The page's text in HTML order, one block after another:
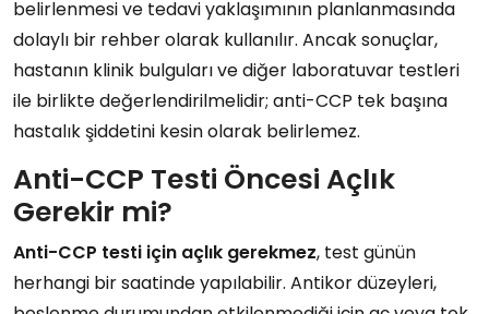
belirlenmesi ve tedavi yaklaşımının planlanmasında
dolaylı bir rehber olarak kullanılır. Ancak sonuçlar,
hastanın klinik bulguları ve diğer laboratuvar testleri
ile birlikte değerlendirilmelidir; anti-CCP tek başına
hastalık şiddetini kesin olarak belirlemez.
Anti-CCP Testi Öncesi Açlık
Gerekir mi?
Anti-CCP testi için açlık gerekmez, test günün
herhangi bir saatinde yapılabilir. Antikor düzeyleri,